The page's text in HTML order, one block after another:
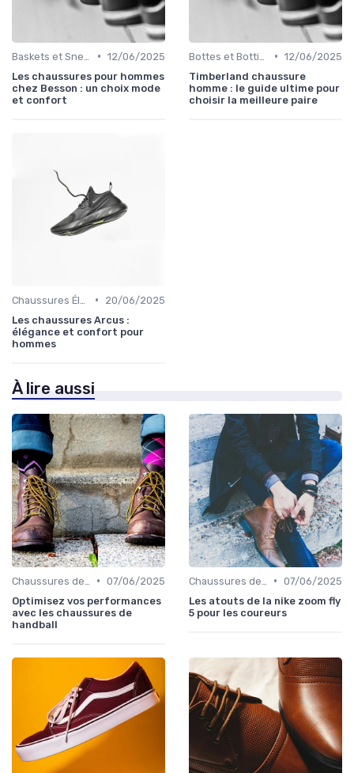
• 12/06/2025
Les chaussures pour hommes
chez Besson : un choix mode
et confort
• 12/06/2025
Timberland chaussure
homme : le guide ultime pour
choisir la meilleure paire
•
20/06/2025
Les chaussures Arcus :
élégance et confort pour
hommes
À lire aussi
• 07/06/2025
Optimisez vos performances
avec les chaussures de
handball
• 07/06/2025
Les atouts de la nike zoom fly
5 pour les coureurs